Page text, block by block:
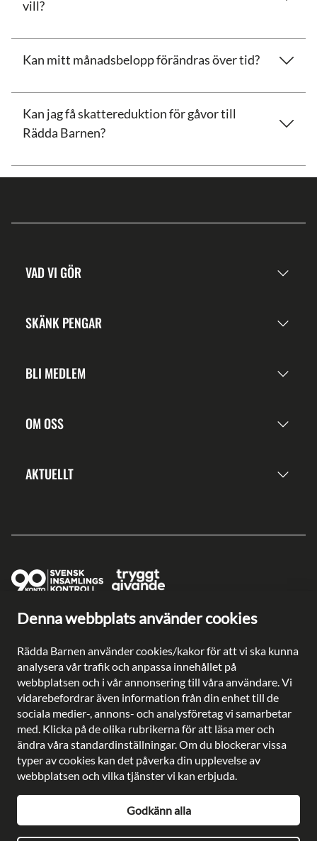
Denna webbplats använder cookies
Rädda Barnen använder cookies/kakor för att vi ska kunna
analysera vår trafik och anpassa innehållet på
webbplatsen och i vår annonsering till våra användare. Vi
vidarebefordrar även information från din enhet till de
sociala medier-, annons- och analysföretag vi samarbetar
med. Klicka på de olika rubrikerna för att läsa mer och
ändra våra standardinställningar. Om du blockerar vissa
typer av cookies kan det påverka din upplevelse av
webbplatsen och vilka tjänster vi kan erbjuda.
Godkänn alla
vill?
Kan mitt månadsbelopp förändras över tid?
Kan jag få skattereduktion för gåvor till
Rädda Barnen?
VAD VI GÖR
SKÄNK PENGAR
BLI MEDLEM
OM OSS
AKTUELLT
Ge en gåva direkt
Plusgiro: 90 2003-3
Bankgiro: 902-0033
Säkra betalningar med
Besöksadress: Gustavslundsvägen 141, Bromma
Postadress: Rädda Barnen, 107 88 Stockholm
Telefon:08-698 90 00
kundservice@rb.se
Org. nr: 802002-8638